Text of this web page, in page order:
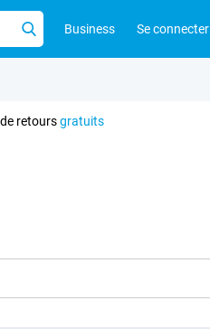
Business Se connecter
retoursgratuits